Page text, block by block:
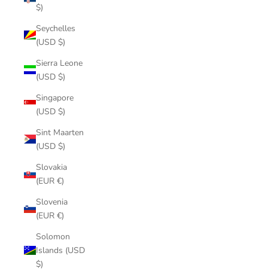
$)
Seychelles
(USD $)
Sierra Leone
(USD $)
Singapore
(USD $)
Sint Maarten
(USD $)
Slovakia
(EUR €)
Slovenia
(EUR €)
Solomon
Islands (USD
$)